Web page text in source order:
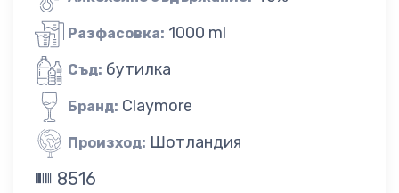
Разфасовка: 1000 ml
Съд: бутилка
Бранд: Claymore
Произход: Шотландия
8516